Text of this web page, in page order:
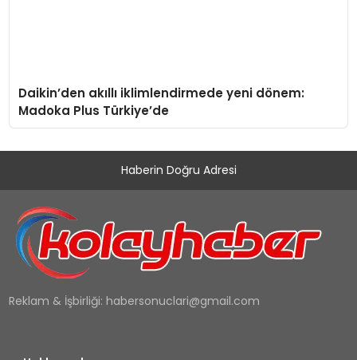
Daikin’den akıllı iklimlendirmede yeni dönem:
Madoka Plus Türkiye’de
Haberin Doğru Adresi
Reklam & İşbirliği: habersonuclari@gmail.com